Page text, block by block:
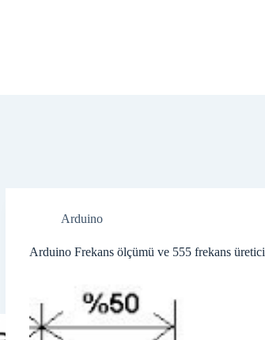
Arduino
Arduino Frekans ölçümü ve 555 frekans üretici